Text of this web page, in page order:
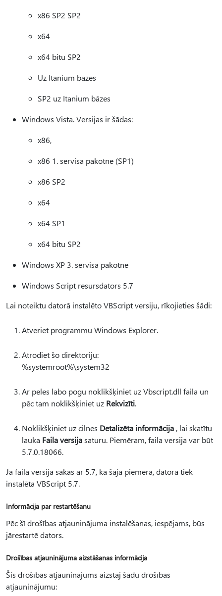
x86 SP2 SP2
x64
x64 bitu SP2
Uz Itanium bāzes
SP2 uz Itanium bāzes
Windows Vista. Versijas ir šādas:
x86,
x86 1. servisa pakotne (SP1)
x86 SP2
x64
x64 SP1
x64 bitu SP2
Windows XP 3. servisa pakotne
Windows Script resursdators 5.7
Lai noteiktu datorā instalēto VBScript versiju, rīkojieties šādi:
Atveriet programmu Windows Explorer.
Atrodiet šo direktoriju:
%systemroot%\system32
Ar peles labo pogu noklikšķiniet uz Vbscript.dll faila un
pēc tam noklikšķiniet uz Rekvizīti.
Noklikšķiniet uz cilnes Detalizēta informācija , lai skatītu
lauka Faila versijasaturu. Piemēram, faila versija var būt
5.7.0.18066.
Ja faila versija sākas ar 5.7, kā šajā piemērā, datorā tiek
instalēta VBScript 5.7.
Informācija par restartēšanu
Pēc šī drošības atjauninājuma instalēšanas, iespējams, būs
jārestartē dators.
Drošības atjauninājuma aizstāšanas informācija
Šis drošības atjauninājums aizstāj šādu drošības
atjauninājumu: